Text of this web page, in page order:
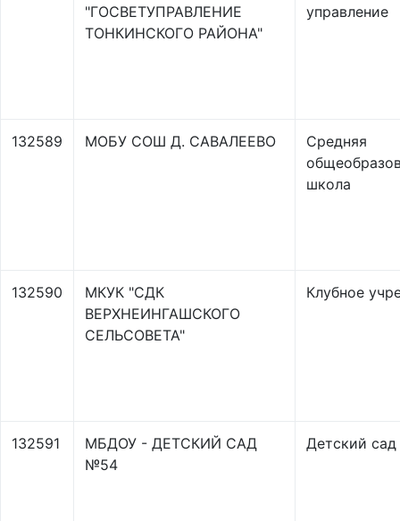
"ГОСВЕТУПРАВЛЕНИЕ
ТОНКИНСКОГО РАЙОНА"
управление
132589 МОБУ СОШ Д. САВАЛЕЕВО
Средняя
школа
132590
МКУК "СДК
ВЕРХНЕИНГАШСКОГО
СЕЛЬСОВЕТА"
Клубное
132591
МБДОУ - ДЕТСКИЙ САД
№54
Детский сад